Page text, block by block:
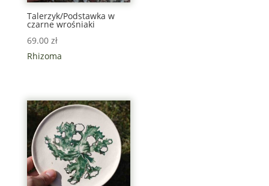
Talerzyk/Podstawka w
czarne wrośniaki
69.00 zł
Rhizoma